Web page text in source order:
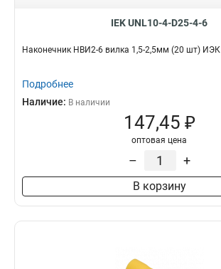
IEK UNL10-4-D25-4-6
Наконечник НBИ2-6 вилка 1,5-2,5мм (20 шт) ИЭК
Подробнее
Наличие: В наличии
147,45 ₽
оптовая цена
– +
В корзину